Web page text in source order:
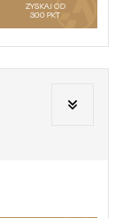
ZYSKAJ OD
300 PKT